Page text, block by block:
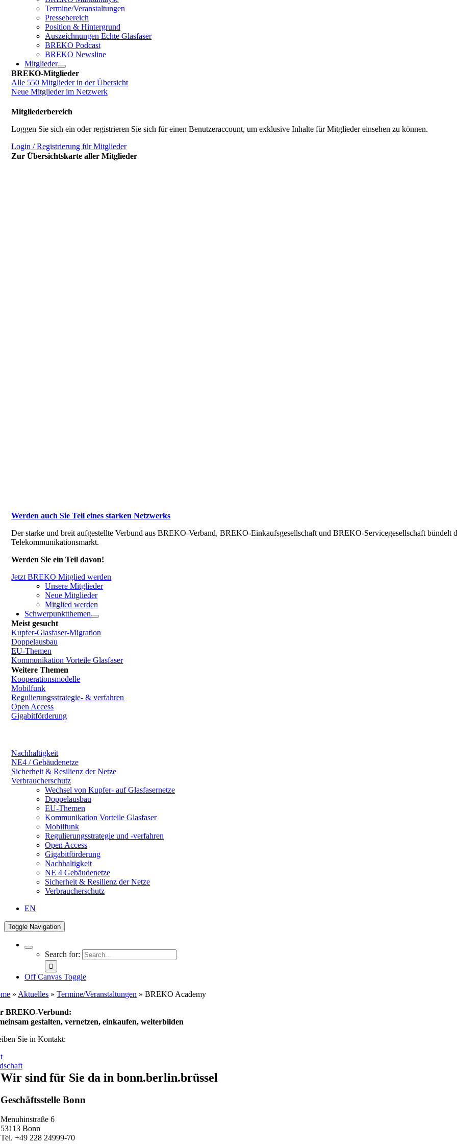
Termine/Veranstaltungen
Pressebereich
Position & Hintergrund
Auszeichnungen Echte Glasfaser
BREKO Podcast
BREKO Newsline
Mitglieder
BREKO-Mitglieder
Alle 550 Mitglieder in der Übersicht
Neue Mitglieder im Netzwerk
Mitgliederbereich
Loggen Sie sich ein oder registrieren Sie sich für einen Benutzeraccount, um exklusive Inhalte für Mitglieder einsehen zu können.
Login / Registrierung für Mitglieder
Zur Übersichtskarte aller Mitglieder
Werden auch Sie Teil eines starken Netzwerks
Der starke und breit aufgestellte Verbund aus BREKO-Verband, BREKO-Einkaufsgesellschaft und BREKO-Servicegesellschaft bündelt
Telekommunikationsmarkt.
Werden Sie ein Teil davon!
Jetzt BREKO Mitglied werden
Unsere Mitglieder
Neue Mitglieder
Mitglied werden
Schwerpunktthemen
Meist gesucht
Kupfer-Glasfaser-Migration
Doppelausbau
EU-Themen
Kommunikation Vorteile Glasfaser
Weitere Themen
Kooperationsmodelle
Mobilfunk
Regulierungsstrategie- & verfahren
Open Access
Gigabitförderung
Nachhaltigkeit
NE4 / Gebäudenetze
Sicherheit & Resilienz der Netze
Verbraucherschutz
Wechsel von Kupfer- auf Glasfasernetze
Doppelausbau
EU-Themen
Kommunikation Vorteile Glasfaser
Mobilfunk
Regulierungsstrategie und -verfahren
Open Access
Gigabitförderung
Nachhaltigkeit
NE 4 Gebäudenetze
Sicherheit & Resilienz der Netze
Verbraucherschutz
EN
Toggle Navigation
Search for:
Off Canvas Toggle
» Aktuelles »Termine/Veranstaltungen »BREKO Academy
BREKO-Verbund:
gestalten, vernetzen, einkaufen, weiterbilden
Sie in Kontakt:
Wir sind für Sie da in bonn.berlin.brüssel
Geschäftsstelle Bonn
Menuhinstraße 6
53113 Bonn
Tel. +49 228 24999-70